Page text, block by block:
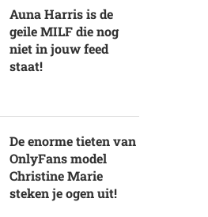
Auna Harris is de
geile MILF die nog
niet in jouw feed
staat!
De enorme tieten van
OnlyFans model
Christine Marie
steken je ogen uit!